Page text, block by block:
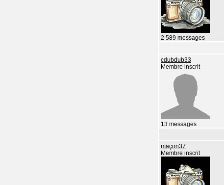
2 589 messages
cdubdub33
Membre inscrit
13 messages
maçon37
Membre inscrit